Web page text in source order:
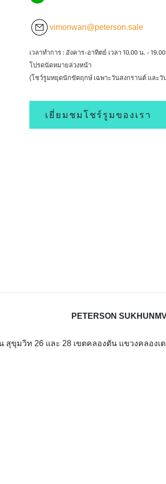
vimonwan@peterson.sale
เวลาทำการ : อังคาร-อาทิตย์ เวลา 10.00 น. -
โปรดนัดหมายล่วงหน้า
(โชว์รูมหยุดนักขัตฤกษ์ เฉพาะวันสงกรานต์ และวั
เยี่ยมชมโชร์รูมของเรา
PETERSON
สุขุมวิท 26 และ 28 เขตคลองตัน แขวงคลอง